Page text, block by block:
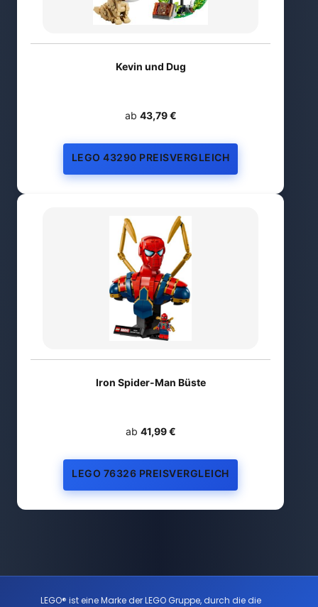
Kevin und Dug
ab 43,79 €
LEGO 43290 PREISVERGLEICH
Iron Spider-Man Büste
ab 41,99 €
LEGO 76326 PREISVERGLEICH
LEGO® ist eine Marke der LEGO Gruppe, durch die die